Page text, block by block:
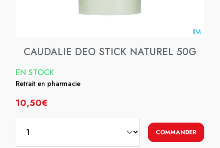
CAUDALIE DEO STICK NATUREL 50G
EN STOCK
Retrait en pharmacie
10,50€
COMMANDER